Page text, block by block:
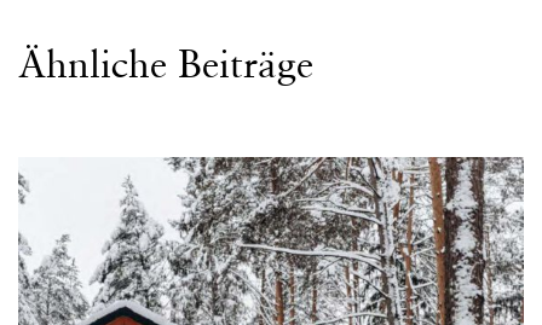
Ähnliche Beiträge